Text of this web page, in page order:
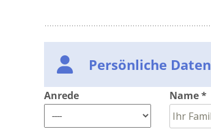
Persönliche Daten
Anrede Name *